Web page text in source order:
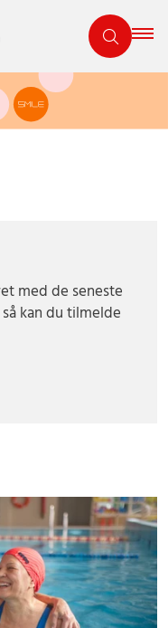
med de seneste
kan du tilmelde